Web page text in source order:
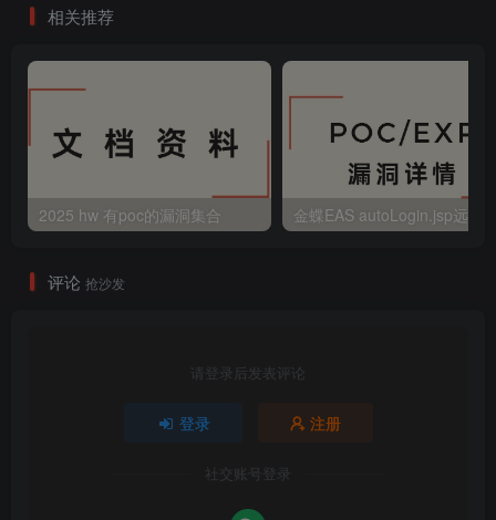
相关推荐
2025 hw 有poc的漏洞集合
评论 抢沙发
请登录后发表评论
登录 注册
社交账号登录